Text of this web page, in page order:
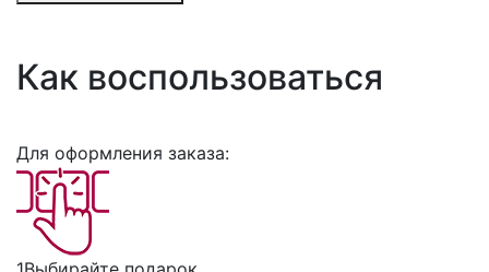
Как воспользоваться
Для оформления заказа: